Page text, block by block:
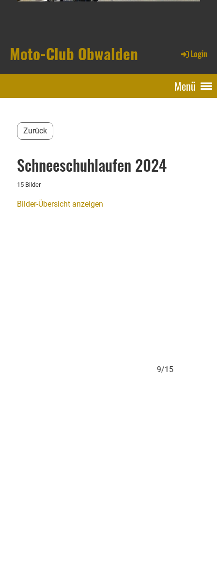
Moto-Club Obwalden Login
Menü
Zurück
Schneeschuhlaufen 2024
15 Bilder
Bilder-Übersicht anzeigen
9/15